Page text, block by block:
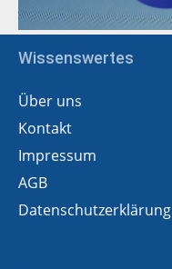
Wissenswertes
Über uns
Kontakt
Impressum
AGB
Datenschutzerklärung